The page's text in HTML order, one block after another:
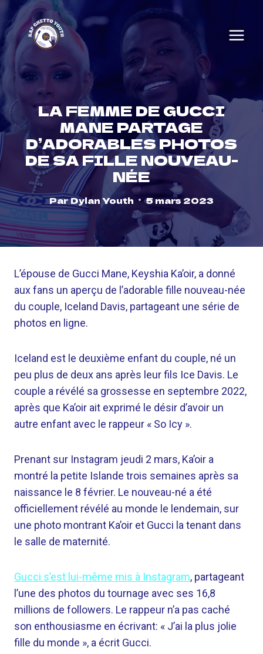
Skip
content
LA FEMME DE GUCCI
MANE PARTAGE
D’ADORABLES PHOTOS
DE SA FILLE NOUVEAU-
NÉE
ParDylan Youth 5 mars 2023
L’épouse de Gucci Mane, Keyshia Ka’oir, a donné
aux fans un aperçu de l’adorable fille nouveau-née
du couple, Iceland Davis, partageant une série de
photos en ligne.
Iceland est le deuxième enfant du couple, né un
peu plus de deux ans après leur fils Ice Davis. Le
couple a révélé sa grossesse en septembre 2022,
après que Ka’oir ait exprimé le désir d’avoir un
autre enfant avec le rappeur « So Icy ».
Prenant sur Instagram jeudi 2 mars, Ka’oir a
montré la petite Islande trois semaines après sa
naissance le 8 février. Le nouveau-né a été
officiellement révélé au monde le lendemain, sur
une photo montrant Ka’oir et Gucci la tenant dans
le salle de maternité.
Gucci s’est lui-même mis à Instagram, partageant
l’une des photos du tournage avec ses 16,8
millions de followers. Le rappeur n’a pas caché
son enthousiasme en écrivant: « J’ai la plus jolie
fille du monde », a écrit Gucci.